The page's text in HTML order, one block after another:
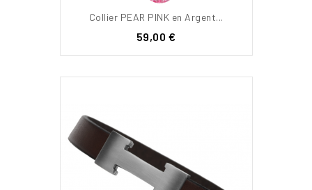
Collier PEAR PINK en Argent...
Prix
59,00 €